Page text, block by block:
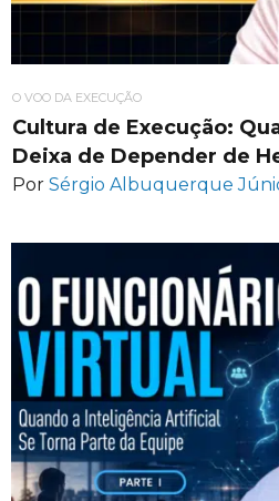
O VOO DA EXECUÇÃO
Cultura de Execução:
Deixa de Depender de
Por Sérgio Albuquerque